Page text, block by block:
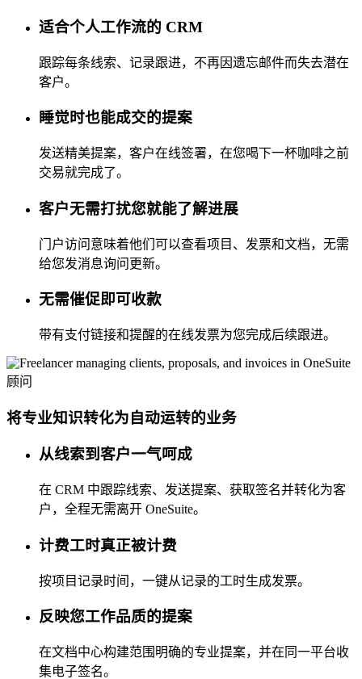
适合个人工作流的 CRM
跟踪每条线索、记录跟进，不再因遗忘邮件而失去潜在
客户。
睡觉时也能成交的提案
发送精美提案，客户在线签署，在您喝下一杯咖啡之前
交易就完成了。
客户无需打扰您就能了解进展
门户访问意味着他们可以查看项目、发票和文档，无需
给您发消息询问更新。
无需催促即可收款
带有支付链接和提醒的在线发票为您完成后续跟进。
顾问
将专业知识转化为自动运转的业务
从线索到客户一气呵成
在 CRM 中跟踪线索、发送提案、获取签名并转化为客
户，全程无需离开 OneSuite。
计费工时真正被计费
按项目记录时间，一键从记录的工时生成发票。
反映您工作品质的提案
在文档中心构建范围明确的专业提案，并在同一平台收
集电子签名。